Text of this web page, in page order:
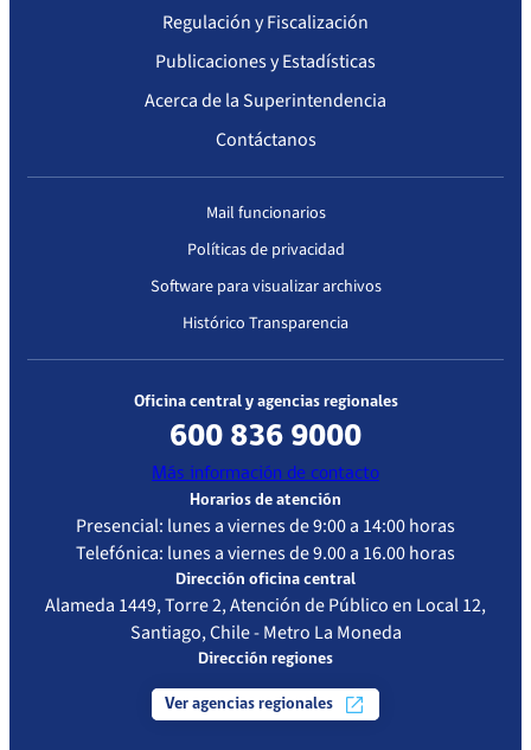
Regulación y Fiscalización
Publicaciones y Estadísticas
Acerca de la Superintendencia
Contáctanos
Mail funcionarios
Políticas de privacidad
Software para visualizar archivos
Histórico Transparencia
Oficina central y agencias regionales
600 836 9000
Más información de contacto
Horarios de atención
Presencial: lunes a viernes de 9:00 a 14:00 horas
Telefónica: lunes a viernes de 9.00 a 16.00 horas
Dirección oficina central
Alameda 1449, Torre 2, Atención de Público en Local 12,
Santiago, Chile - Metro La Moneda
Dirección regiones
Ver agencias regionales